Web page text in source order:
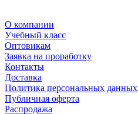
О компании
Учебный класс
Оптовикам
Заявка на проработку
Контакты
Доставка
Политика персональных данных
Публичная оферта
Распродажа